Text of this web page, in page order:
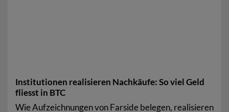
Institutionen realisieren Nachkäufe: So viel Geld
fliesst in BTC
Wie Aufzeichnungen von Farside belegen, realisieren